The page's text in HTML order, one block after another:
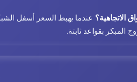
الاتجاهية؟
المبكر بقواعد ثابتة.